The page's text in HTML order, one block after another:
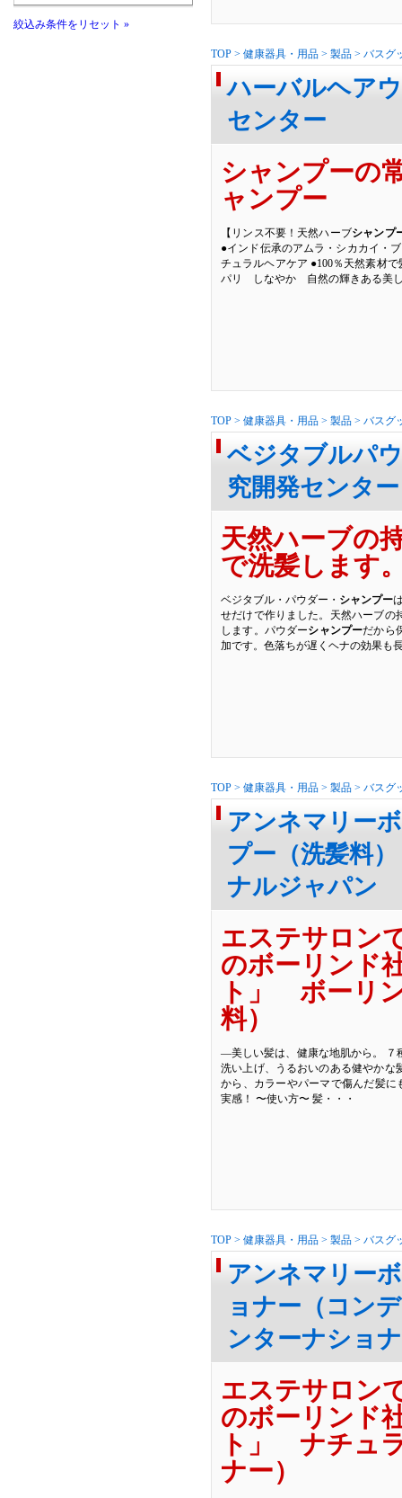
絞込み条件をリセット »
TOP > 健康器具・用品 > 製品 > バスグ
ハーバルヘア
センター
シャンプーの
ャンプー
【リンス不要！天然ハーブシャンプ
●インド伝承のアムラ・シカカイ・
チュラルヘアケア ●100％天然素材
パリ しなやか 自然の輝きある美
TOP > 健康器具・用品 > 製品 > バスグ
ベジタブルパ
究開発センター
天然ハーブの
で洗髪します
ベジタブル・パウダー・ シャンプー
せだけで作りました。天然ハーブの
します。パウダーシャンプーだから
加です。色落ちが遅くヘナの効果も
TOP > 健康器具・用品 > 製品 > バスグ
アンネマリー
プー（洗髪料
ナルジャパン
エステサロン
のボーリンド
ト」 ボーリ
料）
―美しい髪は、健康な地肌から。 ７
洗い上げ、うるおいのある健やかな
から、カラーやパーマで傷んだ髪に
実感！ 〜使い方〜 髪・・・
TOP > 健康器具・用品 > 製品 > バスグ
アンネマリー
ョナー（コン
ンターナショ
エステサロン
のボーリンド
ト」 ナチュ
ナー）